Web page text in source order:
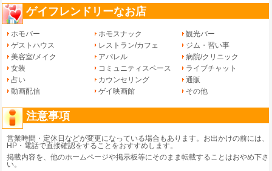
ゲイフレンドリーなお店
ホモバー ホモスナック
観光バー
ゲストハウス
レストラン/カフェ
ジム・習い事
美容室/メイク
アパレル
病院/クリニック
女装
コミュニティスペース
ライブチャット
占い
カウンセリング
通販
動画配信
ゲイ映画館 その他
注意事項
営業時間・定休日などが変更になっている場合もあります。お出かけの前には、
HP・電話で直接確認をすることをおすすめします。
掲載内容を、他のホームページや掲示板等にそのまま転載することはおやめ下さ
い。